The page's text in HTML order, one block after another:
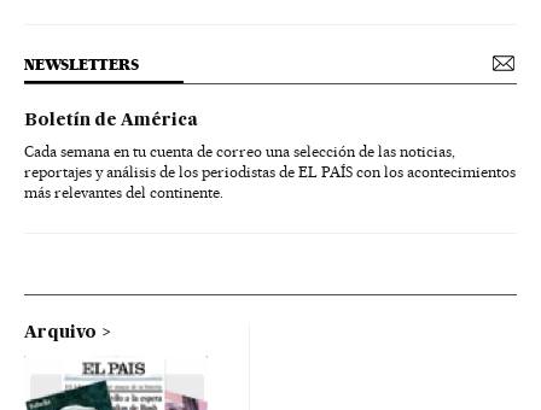
NEWSLETTERS
Boletín de América
Cada semana en tu cuenta de correo una selección de las noticias,
reportajes y análisis de los periodistas de EL PAÍS con los acontecimientos
más relevantes del continente.
Arquivo